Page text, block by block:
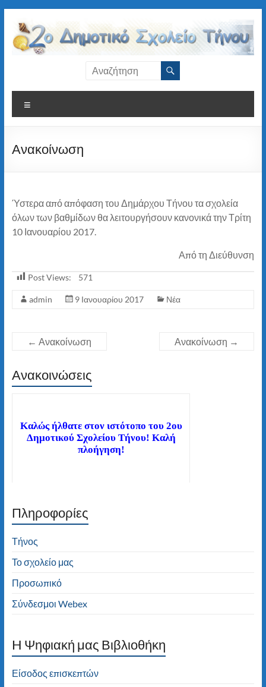
περιεχόμενο
Δημοτικό
Σχολείο
Τήνου
Ανακοίνωση
Ύστερα από απόφαση του Δημάρχου Τήνου τα σχολεία
όλων των βαθμίδων θα λειτουργήσουν κανονικά την Τρίτη
10 Ιανουαρίου 2017.
Από τη Διεύθυνση
Post Views: 571
admin 9 Ιανουαρίου 2017 Νέα
← Ανακοίνωση Ανακοίνωση →
Ανακοινώσεις
Καλώς ήλθατε στον ιστότοπο του 2ου
Δημοτικού Σχολείου Τήνου! Καλή
πλοήγηση!
Διαβάστε τα νέα μας άρθρα στην αρχική
Πληροφορίες
Τήνος
Το σχολείο μας
Προσωπικό
Σύνδεσμοι Webex
H Ψηφιακή μας Βιβλιοθήκη
Είσοδος επισκεπτών